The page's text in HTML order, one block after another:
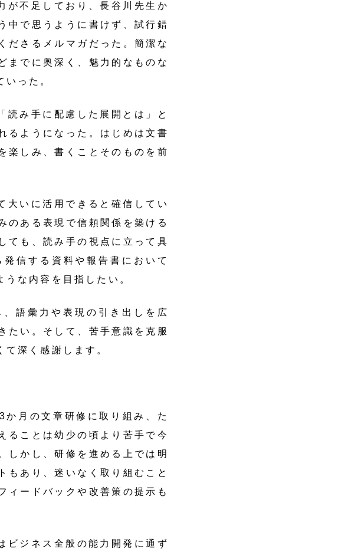
が不足しており、長谷川先生か
中で思うように書けず、試行錯
ださるメルマガだった。簡潔な
までに奥深く、魅力的なものな
った。
読み手に配慮した展開とは」と
るようになった。はじめは文書
楽しみ、書くことそのものを前
大いに活用できると確信してい
のある表現で信頼関係を築ける
ても、読み手の視点に立って具
信する資料や報告書において
な内容を目指したい。
語彙力や表現の引き出しを広
たい。そして、苦手意識を克服
て深く感謝します。
の文章研修に取り組み、た
ることは幼少の頃より苦手で今
しかし、研修を進める上では明
もあり、迷いなく取り組むこと
ィードバックや改善策の提示も
ビジネス全般の能力開発に通ず